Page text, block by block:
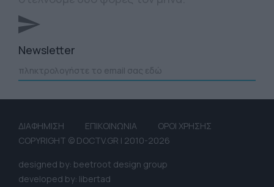
Newsletter
ΔΙΑΦΗΜΙΣΗ ΕΠΙΚΟΙΝΩΝΙΑ
ΟΡΟΙ ΧΡΗΣΗΣ
COPYRIGHT © DOCTV.GR | 2010-2026
designed by: beetroot design group
developed by: libertad